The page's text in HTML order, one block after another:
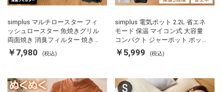
simplus マルチロースター フィ
ッシュロースター 魚焼きグリル
両面焼き 消臭フィルター 焼き魚
両面ヒーター タイマー付き SP-
FRS01 マットブラック シンプラ
￥7,980 (税込)
simplus 電気ポット 2.2L 省エネ
モード 保温 マイコン式 大容量
コンパクト ジャーポット ポット
カルキ抜き 空焚き防止 温度調節
軽量 SP-PD22 シンプラス
￥5,999 (税込)